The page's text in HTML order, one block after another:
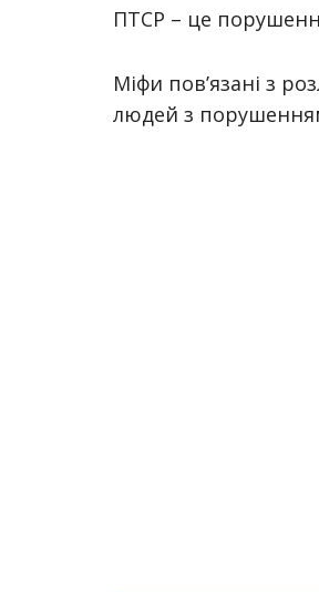
ПТСР – це
Міфи пов’язані з
людей з